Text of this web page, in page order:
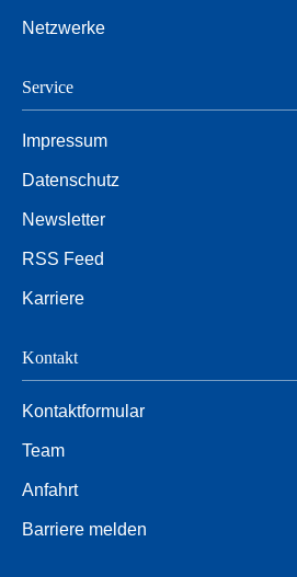
Netzwerke
Service
Impressum
Datenschutz
Newsletter
RSS Feed
Karriere
Kontakt
Kontaktformular
Team
Anfahrt
Barriere melden